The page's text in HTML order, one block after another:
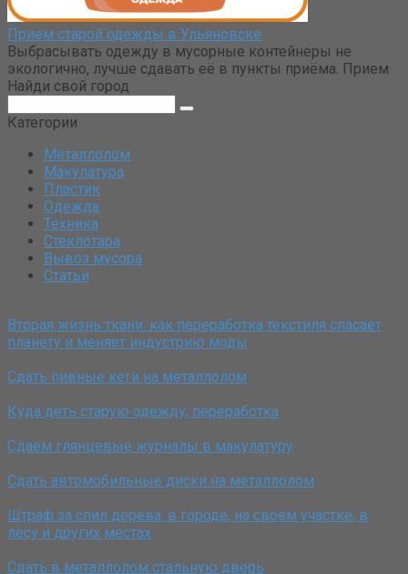
Прием старой одежды в Ульяновске
Выбрасывать одежду в мусорные контейнеры не
экологично, лучше сдавать её в пункты приёма. Прием
Найди свой город
Категории
Металлолом
Макулатура
Пластик
Одежда
Техника
Стеклотара
Вывоз мусора
Статьи
Вторая жизнь ткани: как переработка текстиля спасает
планету и меняет индустрию моды
Сдать пивные кеги на металлолом
Куда деть старую одежду, переработка
Сдаем глянцевые журналы в макулатуру
Сдать автомобильные диски на металлолом
Штраф за спил дерева: в городе, на своём участке, в
лесу и других местах
Сдать в металлолом стальную дверь